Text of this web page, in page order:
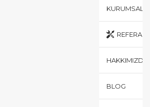
KURUMSAL
HAKKIMIZDA
BLOG